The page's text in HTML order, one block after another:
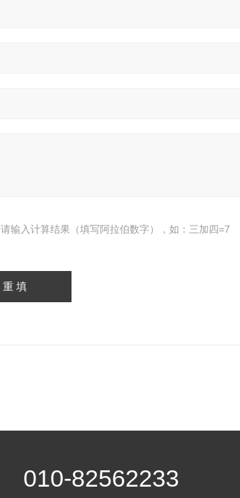
请输入计算结果（填写阿拉伯数字），如：三加四=7
010-82562233